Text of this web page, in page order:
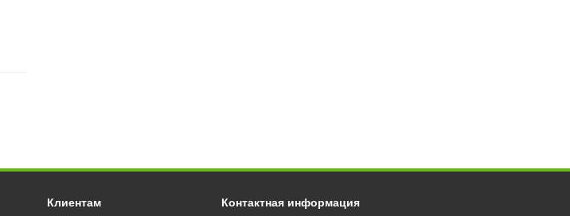
Клиентам Контактная информация